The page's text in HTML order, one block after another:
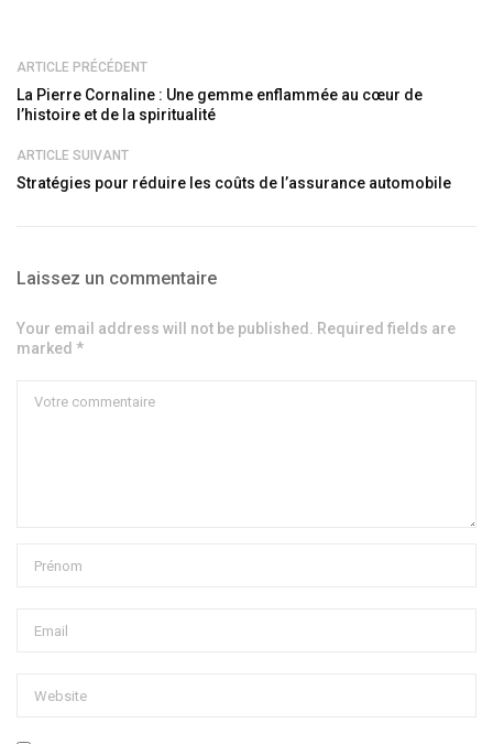
ARTICLE PRÉCÉDENT
La Pierre Cornaline : Une gemme enflammée au cœur de
l’histoire et de la spiritualité
ARTICLE SUIVANT
Stratégies pour réduire les coûts de l’assurance automobile
Laissez un commentaire
Your email address will not be published. Required fields are
marked *